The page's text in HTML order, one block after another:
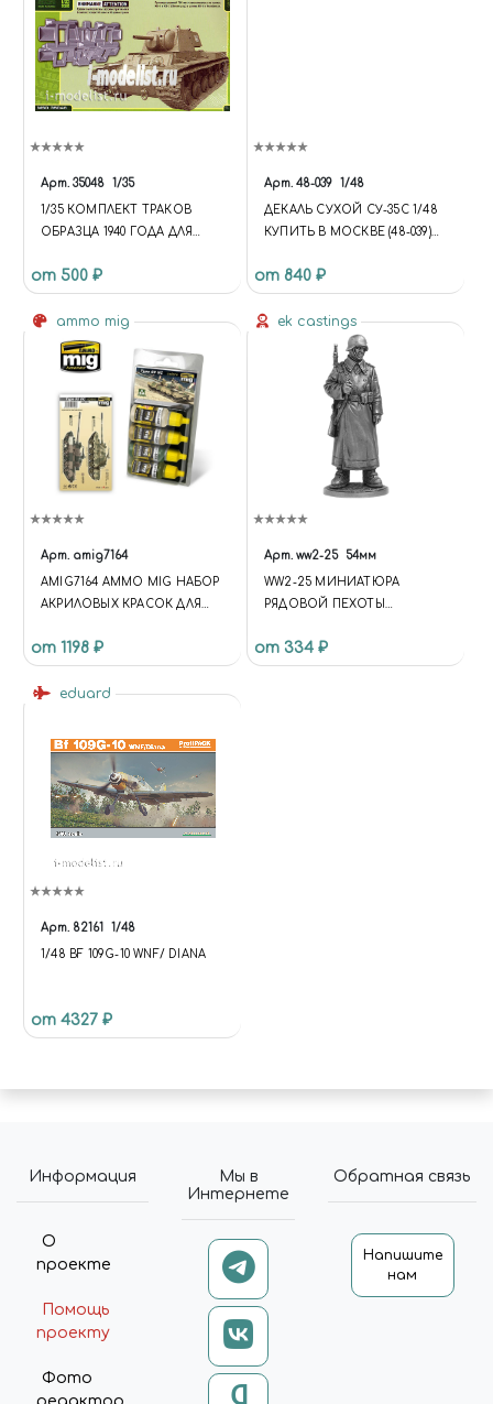
Арт. 35048 1/35
1/35 КОМПЛЕКТ ТРАКОВ
ОБРАЗЦА 1940 ГОДА ДЛЯ
от 500 ₽
Арт. 48-039 1/48
ДЕКАЛЬ СУХОЙ СУ-35С 1/48
КУПИТЬ В МОСКВЕ (48-039)
от 840 ₽
ammo mig
Арт. amig7164
AMIG7164 AMMO MIG НАБОР
АКРИЛОВЫХ КРАСОК ДЛЯ
/ TYPE 69 IIC COLORS
от 1198 ₽
ek castings
Арт. ww2-25 54мм
WW2-25 МИНИАТЮРА
РЯДОВОЙ ПЕХОТЫ
КАРАУЛЬНЫХ БОТАХ. 1942-43
ГГ.
от 334 ₽
eduard
Арт. 82161 1/48
1/48 BF 109G-10 WNF/ DIANA
от 4327 ₽
Информация
О
проекте
Помощь
проекту
Фото
Мы в
Интернете
Обратная связь
Напишите
нам